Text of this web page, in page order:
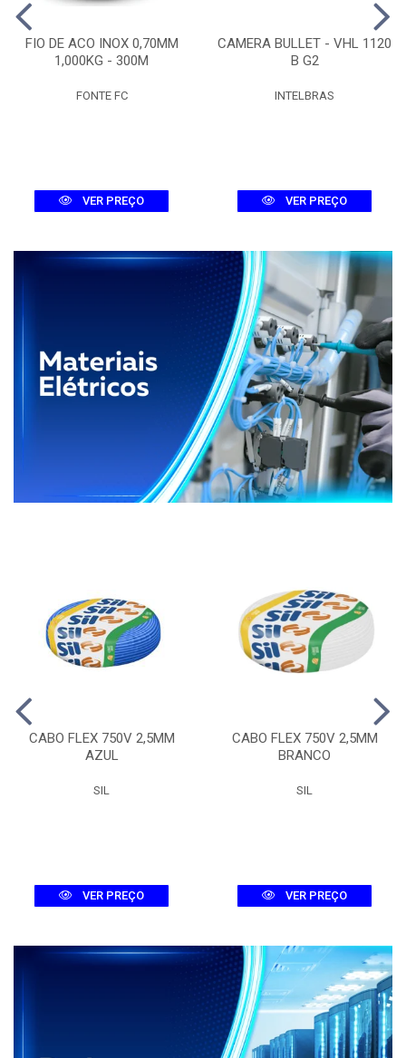
FIO DE ACO INOX 0,70MM
1,000KG - 300M
FONTE FC
VER PREÇO
CAMERA BULLET - VHL 1120
B G2
INTELBRAS
VER PREÇO
CABO FLEX 750V 2,5MM
AZUL
SIL
VER PREÇO
CABO FLEX 750V 2,5MM
BRANCO
SIL
VER PREÇO